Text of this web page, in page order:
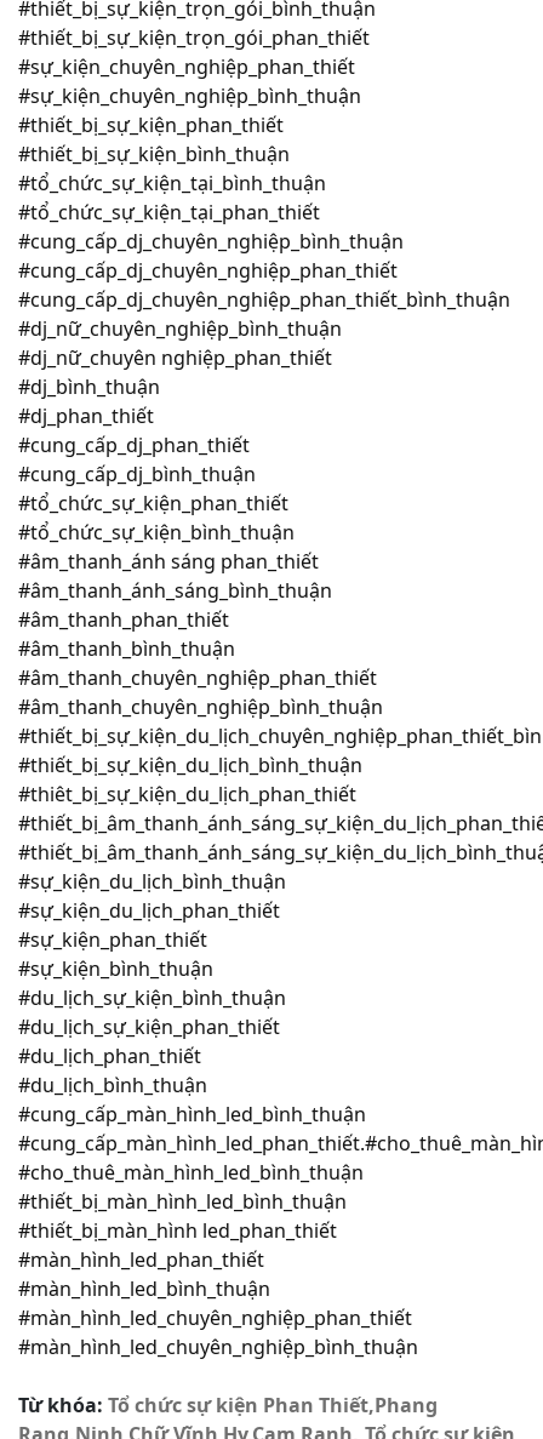
#thiết_bị_sự_kiện_trọn_gói_bình_thuận
#thiết_bị_sự_kiện_trọn_gói_phan_thiết
#sự_kiện_chuyên_nghiệp_phan_thiết
#sự_kiện_chuyên_nghiệp_bình_thuận
#thiết_bị_sự_kiện_phan_thiết
#thiết_bị_sự_kiện_bình_thuận
#tổ_chức_sự_kiện_tại_bình_thuận
#tổ_chức_sự_kiện_tại_phan_thiết
#cung_cấp_dj_chuyên_nghiệp_bình_thuận
#cung_cấp_dj_chuyên_nghiệp_phan_thiết
#cung_cấp_dj_chuyên_nghiệp_phan_thiết_bình_thuận
#dj_nữ_chuyên_nghiệp_bình_thuận
#dj_nữ_chuyên nghiệp_phan_thiết
#dj_bình_thuận
#dj_phan_thiết
#cung_cấp_dj_phan_thiết
#cung_cấp_dj_bình_thuận
#tổ_chức_sự_kiện_phan_thiết
#tổ_chức_sự_kiện_bình_thuận
#âm_thanh_ánh sáng phan_thiết
#âm_thanh_ánh_sáng_bình_thuận
#âm_thanh_phan_thiết
#âm_thanh_bình_thuận
#âm_thanh_chuyên_nghiệp_phan_thiết
#âm_thanh_chuyên_nghiệp_bình_thuận
#thiết_bị_sự_kiện_du_lịch_bình_thuận
#thiêt_bị_sự_kiện_du_lịch_phan_thiết
#sự_kiện_du_lịch_bình_thuận
#sự_kiện_du_lịch_phan_thiết
#sự_kiện_phan_thiết
#sự_kiện_bình_thuận
#du_lịch_sự_kiện_bình_thuận
#du_lịch_sự_kiện_phan_thiết
#du_lịch_phan_thiết
#du_lịch_bình_thuận
#cung_cấp_màn_hình_led_bình_thuận
#cho_thuê_màn_hình_led_bình_thuận
#thiết_bị_màn_hình_led_bình_thuận
#thiết_bị_màn_hình led_phan_thiết
#màn_hình_led_phan_thiết
#màn_hình_led_bình_thuận
#màn_hình_led_chuyên_nghiệp_phan_thiết
#màn_hình_led_chuyên_nghiệp_bình_thuận
Từ khóa: Tổ chức sự kiện Phan Thiết,Phang